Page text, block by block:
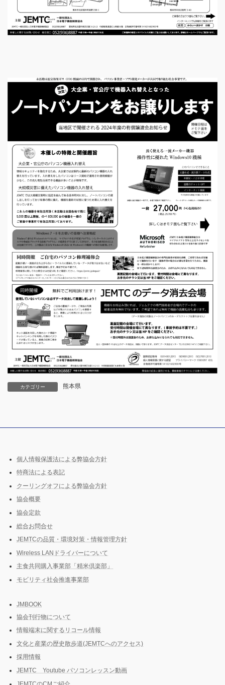
カテゴリー 熊本県
個人情報保護法による弊協会方針
特商法による表記
クーリングオフによる弊協会方針
協会概要
協会定款
総合お問合せ
JEMTCの品質・環境対策・情報管理方針
Wireless LANドライバーについて
主食共同購入事業部「精米倶楽部」
モビリティ社会推進事業部
JMBOOK
協会刊行物について
情報端末に関するリコール情報
文化と産業の歴史散歩道(JEMTCへのアクセス)
採用情報
JEMTC Youtube パソコンレッスン動画